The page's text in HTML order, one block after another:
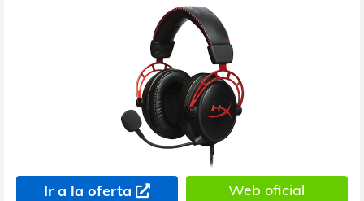
Ir a la oferta Web oficial